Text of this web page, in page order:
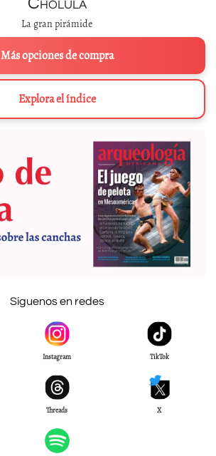
La gran pirámide
Más opciones de compra
Explora el índice
Síguenos en redes
Instagram TikTok
Threads X